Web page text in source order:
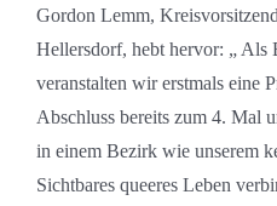
Gordon Lemm,
Hellersdorf, hebt hervor: „
veranstalten wir erstmals eine
Abschluss bereits zum 4. Mal
in einem Bezirk wie unserem
Sichtbares queeres Leben